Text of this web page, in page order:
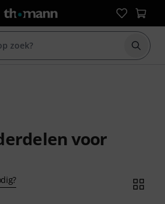
Zoek
voor